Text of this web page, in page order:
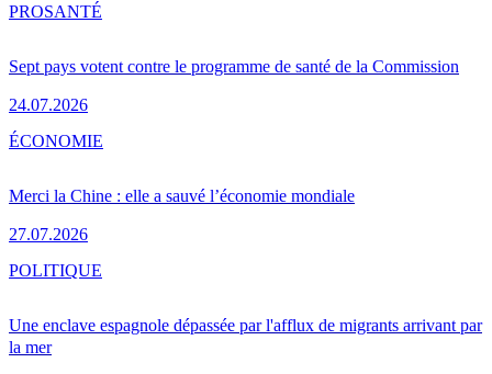
Sept pays votent contre le programme de santé de la Commission
24.07.2026
PROSANTÉ
Merci la Chine : elle a sauvé l’économie mondiale
27.07.2026
ÉCONOMIE
Une enclave espagnole dépassée par l'afflux de migrants arrivant par
la mer
POLITIQUE